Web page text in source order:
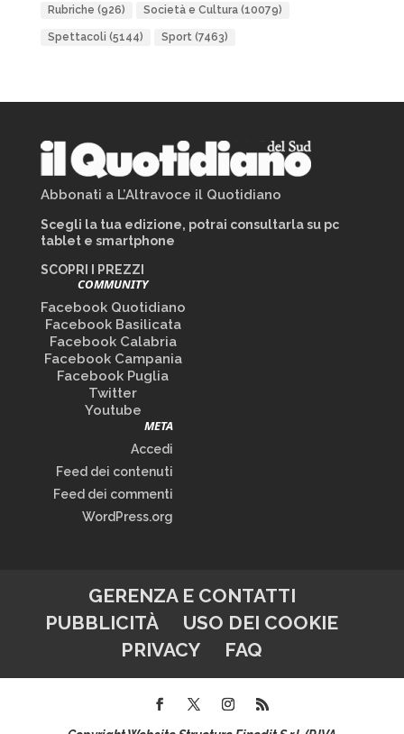
Rubriche (926) Società e Cultura(10079)
Spettacoli (5144) Sport(7463)
Abbonati a L’Altravoce il Quotidiano
Scegli la tua edizione, potrai consultarla su pc
tablet e smartphone
SCOPRI I PREZZI
COMMUNITY
Facebook Quotidiano
Facebook Basilicata
Facebook Calabria
Facebook Campania
Facebook Puglia
Twitter
Youtube
META
Accedi
Feed dei contenuti
Feed dei commenti
WordPress.org
GERENZA E CONTATTI
PUBBLICITÀ
USO DEI COOKIE
PRIVACY
FAQ